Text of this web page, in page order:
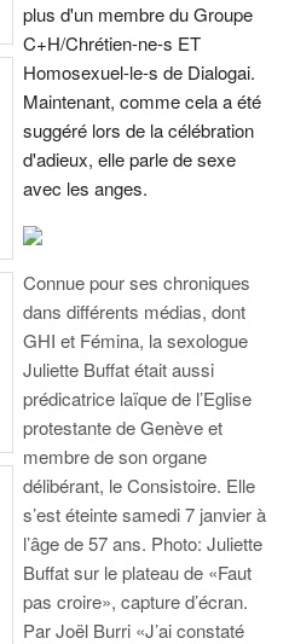
plus d'un membre du Groupe
C+H/Chrétien-ne-s ET
Homosexuel-le-s de Dialogai.
Maintenant, comme cela a été
suggéré lors de la célébration
d'adieux, elle parle de sexe
avec les anges.
Connue pour ses chroniques
dans différents médias, dont
GHI et Fémina, la sexologue
Juliette Buffat était aussi
prédicatrice laïque de l’Eglise
protestante de Genève et
membre de son organe
délibérant, le Consistoire. Elle
s’est éteinte samedi 7 janvier à
l’âge de 57 ans. Photo: Juliette
Buffat sur le plateau de «Faut
pas croire», capture d’écran.
Par Joël Burri «J’ai constaté